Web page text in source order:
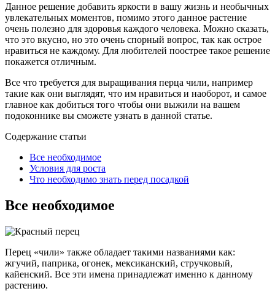
Данное решение добавить яркости в вашу жизнь и необычных
увлекательных моментов, помимо этого данное растение
очень полезно для здоровья каждого человека. Можно сказать,
что это вкусно, но это очень спорный вопрос, так как острое
нравиться не каждому. Для любителей поострее такое решение
покажется отличным.
Все что требуется для выращивания перца чили, например
такие как они выглядят, что им нравиться и наоборот, и самое
главное как добиться того чтобы они выжили на вашем
подоконнике вы сможете узнать в данной статье.
Содержание статьи
Все необходимое
Условия для роста
Что необходимо знать перед посадкой
Все необходимое
Перец «чили» также обладает такими названиями как:
жгучий, паприка, огонек, мексиканский, стручковый,
кайенский. Все эти имена принадлежат именно к данному
растению.